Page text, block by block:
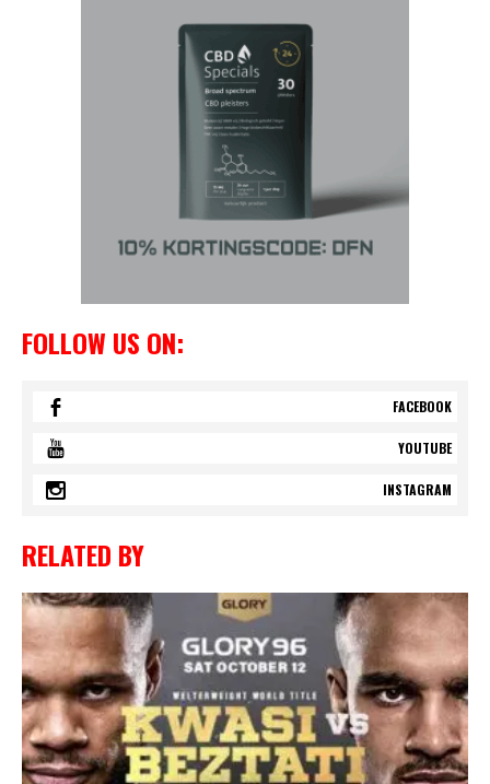
FOLLOW US ON:
FACEBOOK
YOUTUBE
INSTAGRAM
RELATED BY